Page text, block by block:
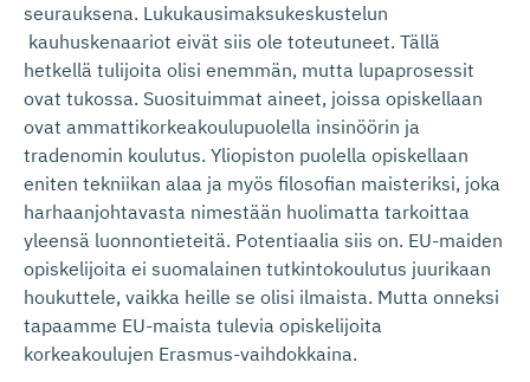
seurauksena. Lukukausimaksukeskustelun
kauhuskenaariot eivät siis ole toteutuneet. Tällä
hetkellä tulijoita olisi enemmän, mutta lupaprosessit
ovat tukossa. Suosituimmat aineet, joissa opiskellaan
ovat ammattikorkeakoulupuolella insinöörin ja
tradenomin koulutus. Yliopiston puolella opiskellaan
eniten tekniikan alaa ja myös filosofian maisteriksi, joka
harhaanjohtavasta nimestään huolimatta tarkoittaa
yleensä luonnontieteitä. Potentiaalia siis on. EU-maiden
opiskelijoita ei suomalainen tutkintokoulutus juurikaan
houkuttele, vaikka heille se olisi ilmaista. Mutta onneksi
tapaamme EU-maista tulevia opiskelijoita
korkeakoulujen Erasmus-vaihdokkaina.